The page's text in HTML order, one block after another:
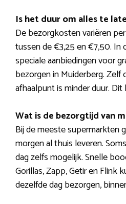
Is het duur om alles te
De bezorgkosten variëren
tussen de €3,25 en €7,50. In
speciale aanbiedingen voor
bezorgen in Muiderberg. Zelf
afhaalpunt is minder duur. Dit
Wat is de bezorgtijd van
Bij de meeste supermarkten
morgen al thuis leveren.
dag zelfs mogelijk. Snelle
Gorillas, Zapp, Getir en Flink
dezelfde dag bezorgen,